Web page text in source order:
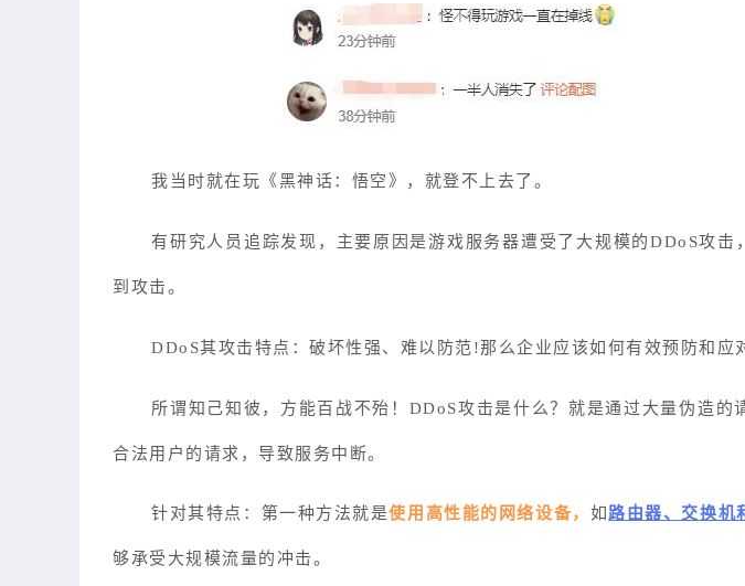
我当时就在玩《黑神话：悟空》，就登不上去了。
有研究人员追踪发现，主要原因是游戏服务器遭受了大规模的DDoS攻
到攻击。
DDoS其攻击特点：破坏性强、难以防范!那么企业应该如何有效预防和应
所谓知己知彼，方能百战不殆！DDoS攻击是什么？就是通过大量伪造的
合法用户的请求，导致服务中断。
针对其特点：第一种方法就是使用高性能的网络设备， 如路由器、交换机
够承受大规模流量的冲击。